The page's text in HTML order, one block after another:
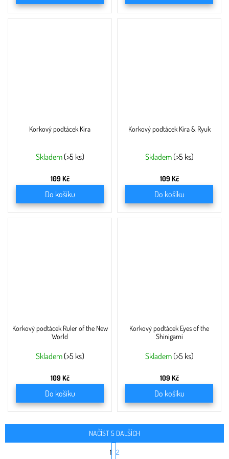
Korkový podtácek Kira
Skladem (>5 ks)
109 Kč
Do košíku
Korkový podtácek Kira & Ryuk
Skladem (>5 ks)
109 Kč
Do košíku
Korkový podtácek Ruler of the New
World
Skladem (>5 ks)
109 Kč
Do košíku
Korkový podtácek Eyes of the
Shinigami
Skladem (>5 ks)
109 Kč
Do košíku
NAČÍST 5 DALŠÍCH
S
t
1 2